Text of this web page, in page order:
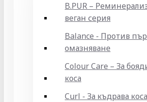
B.PUR –
веган серия
Balance - Против
омазняване
Colour Care – За
коса
Curl - За къдрава коса